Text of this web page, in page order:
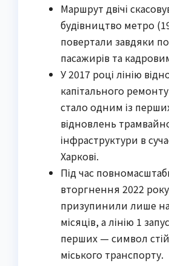
Маршрут двічі
будівництво метро
повертали завдяки
пасажирів та
У 2017 році лінію
капітального
стало одним із
відновлень
інфраструктури в
Харкові.
Під час
вторгнення 2022
призупинили лише на
місяців, а лінію 1
перших — символ
міського транспорту.